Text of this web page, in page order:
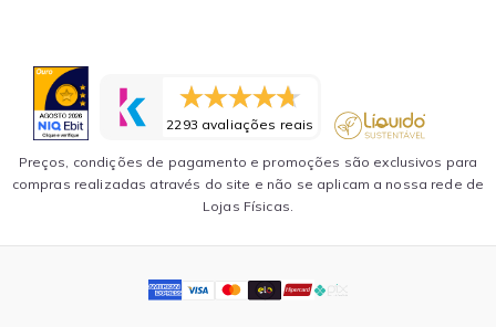
2293 avaliações reais
Preços, condições de pagamento e promoções são exclusivos para
compras realizadas através do site e não se aplicam a nossa rede de
Lojas Físicas.